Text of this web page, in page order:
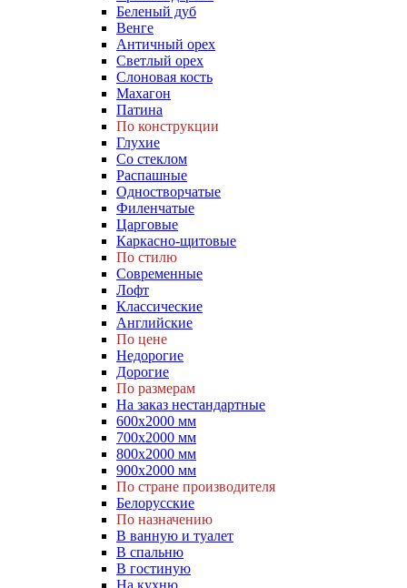
Беленый дуб
Венге
Античный орех
Светлый орех
Слоновая кость
Махагон
Патина
По конструкции
Глухие
Со стеклом
Распашные
Одностворчатые
Филенчатые
Царговые
Каркасно-щитовые
По стилю
Современные
Лофт
Классические
Английские
По цене
Недорогие
Дорогие
По размерам
На заказ нестандартные
600х2000 мм
700х2000 мм
800х2000 мм
900х2000 мм
По стране производителя
Белорусские
По назначению
В ванную и туалет
В спальню
В гостиную
На кухню